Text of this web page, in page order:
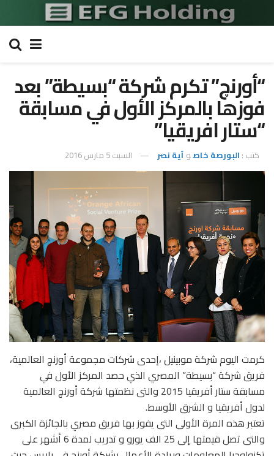
“أورنچ” تكرم شركة “بسيطة” بعد
فوزها بالمركز الأول في مسابقة
“ستار افريقيا”
كتب : البورصة خاصو آية نصر السبت 5 مارس 2016
كرمت اليوم شركة موبينيل ،إحدى شركات مجموعة أورنچ العالمية،
فريق شركة “بسيطة” المصري الذي حصد المركز الأول في
مسابقة ستار أفريقيا 2015 والتى نظمتها شركة أورنچ العالمية
لدول أفريقيا و الشرق الأوسط.
تعتبر هذه المرة الأولى التى يفوز بها فريق مصري بالجائزة الكبرى
والتى تصل قيمتها إلى 25 الف يورو و تدريب لمدة 6 أشهر على